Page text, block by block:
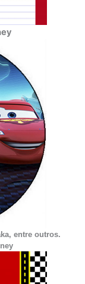
entre outros.